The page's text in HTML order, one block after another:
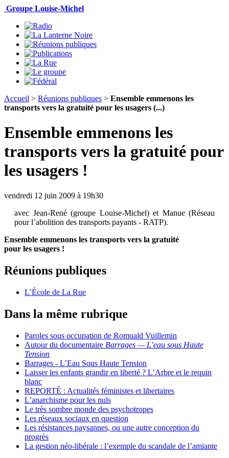
Groupe Louise-Michel
Accueil > Réunions publiques > Ensemble emmenons les
transports vers la gratuité pour les usagers (...)
Ensemble emmenons les
transports vers la gratuité pour
les usagers !
vendredi 12 juin 2009 à 19h30
avec Jean-René (groupe Louise-Michel) et Manue (Réseau
pour l’abolition des transports payants - RATP).
Ensemble emmenons les transports vers la gratuité
pour les usagers !
Réunions publiques
L’École de La Rue
Dans la même rubrique
Paroles sous occupation de Romuald Vuillemin
Autour du documentaire Barrages — L’eau sous Haute
Tension
Barrages - L’Eau Sous Haute Tension
Laisser les enfants grandir en liberté ? L’Arbre et le requin
blanc
REPORTÉ : Actualités féministes et libertaires
L’anarchisme pour les nuls
Le très sombre monde des psychotropes
Les réseaux sociaux en question
Les résistances paysannes, ou une autre conception du
progrès
La gestion néo-libérale : l’exemple du scandale de l’amiante